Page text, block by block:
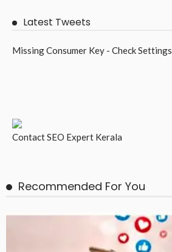
Latest Tweets
Missing Consumer Key - Check Settings
ContactSEO Expert Kerala
Recommended For You